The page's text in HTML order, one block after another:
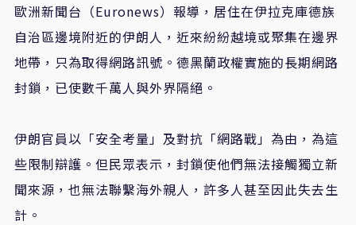
歐洲新聞台（Euronews）報導，居住在伊拉克庫德族
自治區邊境附近的伊朗人，近來紛紛越境或聚集在邊界
地帶，只為取得網路訊號。德黑蘭政權實施的長期網路
封鎖，已使數千萬人與外界隔絕。
伊朗官員以「安全考量」及對抗「網路戰」為由，為這
些限制辯護。但民眾表示，封鎖使他們無法接觸獨立新
聞來源，也無法聯繫海外親人，許多人甚至因此失去生
計。